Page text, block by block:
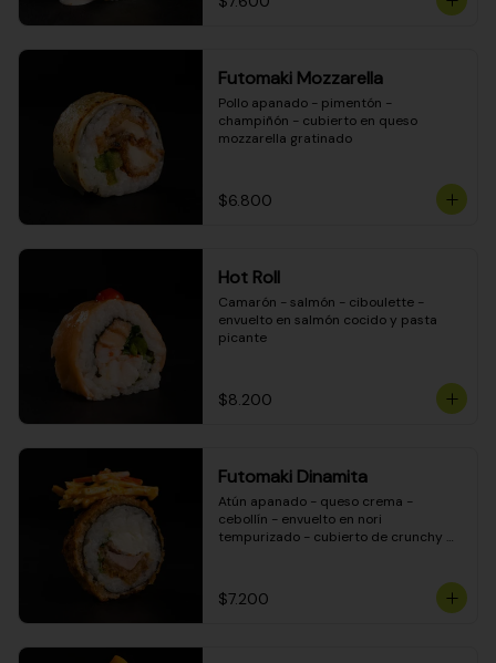
Futomaki Mozzarella
Pollo apanado - pimentón -
champiñón - cubierto en queso
mozzarella gratinado
$6.800
Hot Roll
Camarón - salmón - ciboulette -
envuelto en salmón cocido y pasta
picante
$8.200
Futomaki Dinamita
Atún apanado - queso crema -
cebollín - envuelto en nori
tempurizado - cubierto de crunchy
$7.200